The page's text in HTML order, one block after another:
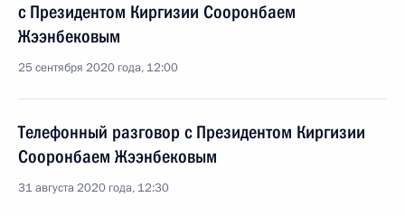
с Президентом Киргизии Сооронбаем
Жээнбековым
25 сентября 2020 года, 12:00
Телефонный разговор с Президентом Киргизии
Сооронбаем Жээнбековым
31 августа 2020 года, 12:30